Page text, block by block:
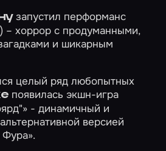
запустил перформанс
– хоррор с продуманными,
и шикарным
целый ряд любопытных
появилась экшн-игра
- динамичный и
версией
Фура».